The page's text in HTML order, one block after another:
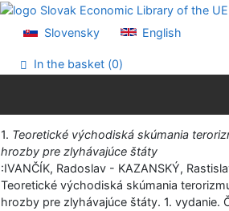
Go to content
Accessibility declaration
Slovensky English
In the basket (0)
Print
1. Teoretické východiská skúmania
hrozby pre zlyhávajúce štáty
:IVANČÍK, Radoslav - KAZANSKÝ,
Teoretické východiská skúmania
hrozby pre zlyhávajúce štáty. 1. vydanie.